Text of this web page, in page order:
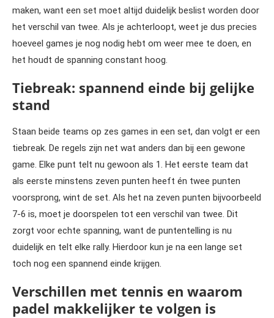
maken, want een set moet altijd duidelijk beslist worden door
het verschil van twee. Als je achterloopt, weet je dus precies
hoeveel games je nog nodig hebt om weer mee te doen, en
het houdt de spanning constant hoog.
Tiebreak: spannend einde bij gelijke
stand
Staan beide teams op zes games in een set, dan volgt er een
tiebreak. De regels zijn net wat anders dan bij een gewone
game. Elke punt telt nu gewoon als 1. Het eerste team dat
als eerste minstens zeven punten heeft én twee punten
voorsprong, wint de set. Als het na zeven punten bijvoorbeeld
7-6 is, moet je doorspelen tot een verschil van twee. Dit
zorgt voor echte spanning, want de puntentelling is nu
duidelijk en telt elke rally. Hierdoor kun je na een lange set
toch nog een spannend einde krijgen.
Verschillen met tennis en waarom
padel makkelijker te volgen is